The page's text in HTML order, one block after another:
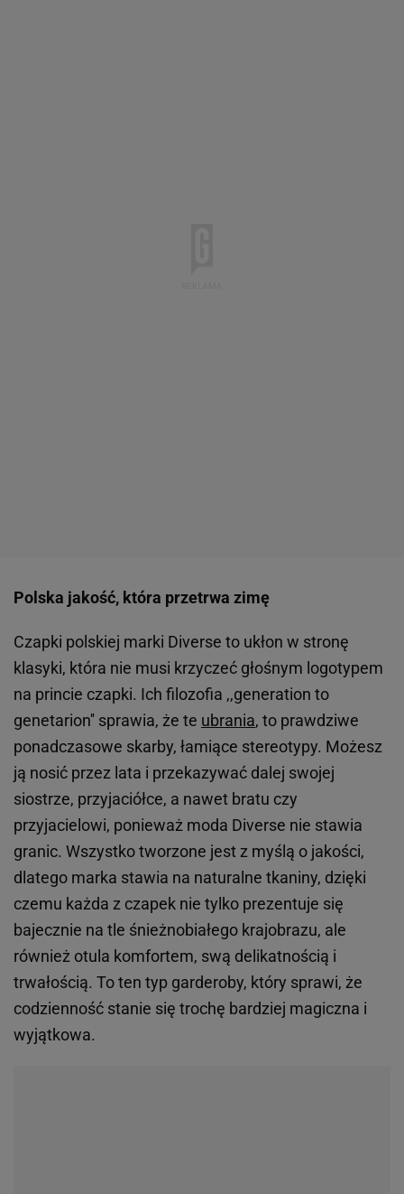
Polska jakość, która przetrwa zimę
Czapki polskiej marki Diverse to ukłon w stronę
klasyki, która nie musi krzyczeć głośnym logotypem
na princie czapki. Ich filozofia ,,generation to
genetarion'' sprawia, że te ubrania, to prawdziwe
ponadczasowe skarby, łamiące stereotypy. Możesz
ją nosić przez lata i przekazywać dalej swojej
siostrze, przyjaciółce, a nawet bratu czy
przyjacielowi, ponieważ moda Diverse nie stawia
granic. Wszystko tworzone jest z myślą o jakości,
dlatego marka stawia na naturalne tkaniny, dzięki
czemu każda z czapek nie tylko prezentuje się
bajecznie na tle śnieżnobiałego krajobrazu, ale
również otula komfortem, swą delikatnością i
trwałością. To ten typ garderoby, który sprawi, że
codzienność stanie się trochę bardziej magiczna i
wyjątkowa.